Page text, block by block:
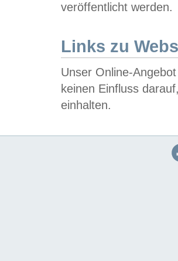
veröffentlicht werden.
Links zu
Unser Online-
keinen Einfluss
einhalten.